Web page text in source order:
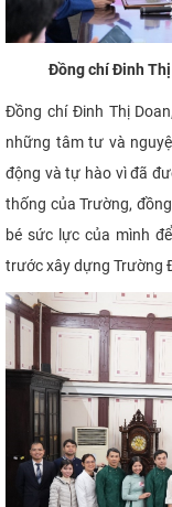
Đồng chí Đinh
Đồng chí Đinh Thị
những tâm tư và
động và tự hào vì đã
thống của Trường,
bé sức lực của mình
trước xây dựng Trường